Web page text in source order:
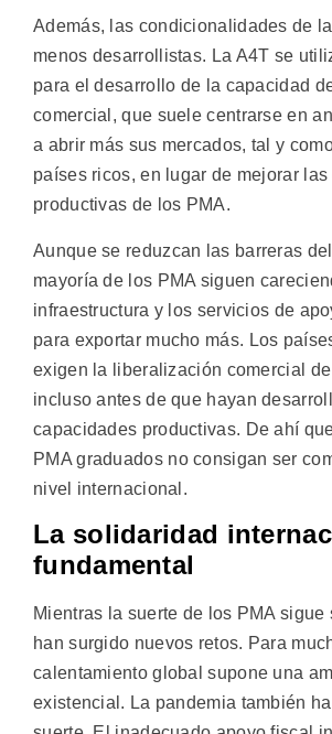
Además, las condicionalidades de
menos desarrollistas. La A4T se
para el desarrollo de la capacidad
comercial, que suele centrarse en
a abrir más sus mercados, tal y
países ricos, en lugar de mejorar
productivas de los PMA.
Aunque se reduzcan las barreras
mayoría de los PMA siguen
infraestructura y los servicios de
para exportar mucho más. Los
exigen la liberalización comercial
incluso antes de que hayan
capacidades productivas. De ahí
PMA graduados no consigan ser
nivel internacional.
La solidaridad
fundamental
Mientras la suerte de los PMA sigue
han surgido nuevos retos. Para
calentamiento global supone una
existencial. La pandemia también